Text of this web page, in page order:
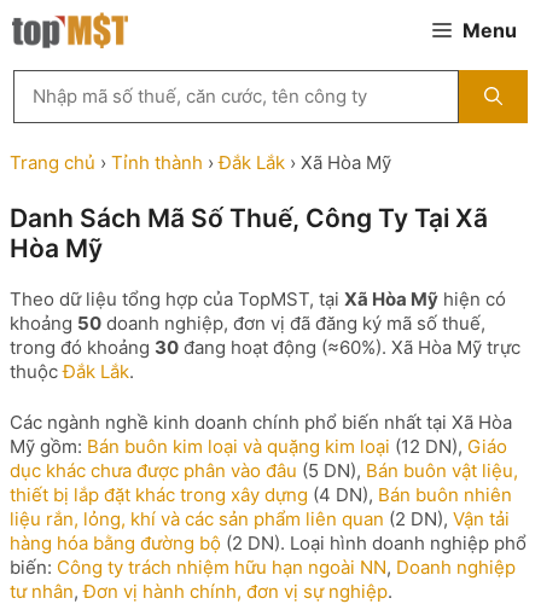
Chuyển
đến
Menu
kiếm
MST
theo
tên
ty,
người
diện
hoặc
mã
số
...
Trang chủ › Tỉnh thành ›Đắk Lắk › Xã Hòa Mỹ
Danh Sách Mã Số Thuế, Công Ty Tại Xã
Hòa Mỹ
Theo dữ liệu tổng hợp của TopMST, tại Xã Hòa Mỹ hiện có
khoảng 50 doanh nghiệp, đơn vị đã đăng ký mã số thuế,
trong đó khoảng 30 đang hoạt động (≈60%). Xã Hòa Mỹ trực
thuộcĐắk Lắk.
Các ngành nghề kinh doanh chính phổ biến nhất tại Xã Hòa
Mỹ gồm: Bán buôn kim loại và quặng kim loại (12 DN), Giáo
dục khác chưa được phân vào đâu (5 DN), Bán buôn vật liệu,
thiết bị lắp đặt khác trong xây dựng (4 DN), Bán buôn nhiên
liệu rắn, lỏng, khí và các sản phẩm liên quan (2 DN), Vận tải
hàng hóa bằng đường bộ (2 DN). Loại hình doanh nghiệp phổ
biến: Công ty trách nhiệm hữu hạn ngoài NN, Doanh nghiệp
tư nhân,Đơn vị hành chính, đơn vị sự nghiệp.